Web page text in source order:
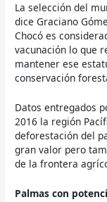
La selección del
dice Graciano
Chocó es
vacunación lo que
mantener ese
conservación
Datos entregados
2016 la región
deforestación del
gran valor pero
de la frontera
Palmas con